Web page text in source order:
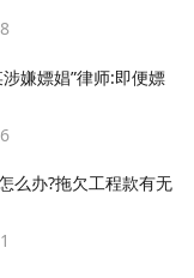
嫌嫖娼”律师:即便嫖
么办?拖欠工程款有无